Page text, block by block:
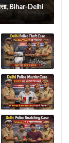
Bihar-Delhi